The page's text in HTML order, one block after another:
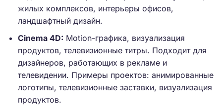
жилых комплексов, интерьеры офисов,
ландшафтный дизайн.
Cinema 4D: Motion-графика, визуализация
продуктов, телевизионные титры. Подходит для
дизайнеров, работающих в рекламе и
телевидении. Примеры проектов: анимированные
логотипы, телевизионные заставки, визуализация
продуктов.